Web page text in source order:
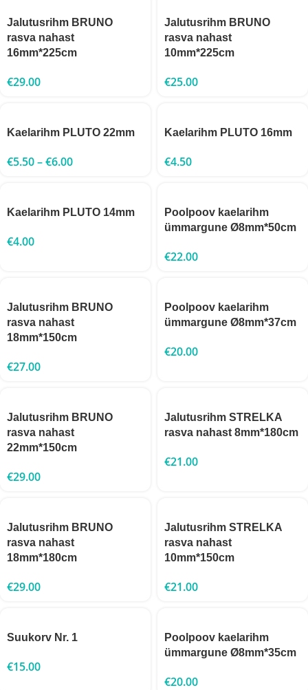
Jalutusrihm BRUNO
rasva nahast
16mm*225cm
€29.00
Jalutusrihm BRUNO
rasva nahast
10mm*225cm
€25.00
Kaelarihm PLUTO 22mm
€5.50–€6.00
Kaelarihm PLUTO 16mm
€4.50
Kaelarihm PLUTO 14mm
€4.00
Poolpoov kaelarihm
ümmargune Ø8mm*50cm
€22.00
Jalutusrihm BRUNO
rasva nahast
18mm*150cm
€27.00
Poolpoov kaelarihm
ümmargune Ø8mm*37cm
€20.00
Jalutusrihm BRUNO
rasva nahast
22mm*150cm
€29.00
Jalutusrihm STRELKA
rasva nahast 8mm*180cm
€21.00
Jalutusrihm BRUNO
rasva nahast
18mm*180cm
€29.00
Jalutusrihm STRELKA
rasva nahast
10mm*150cm
€21.00
Suukorv Nr. 1
€15.00
Poolpoov kaelarihm
ümmargune Ø8mm*35cm
€20.00